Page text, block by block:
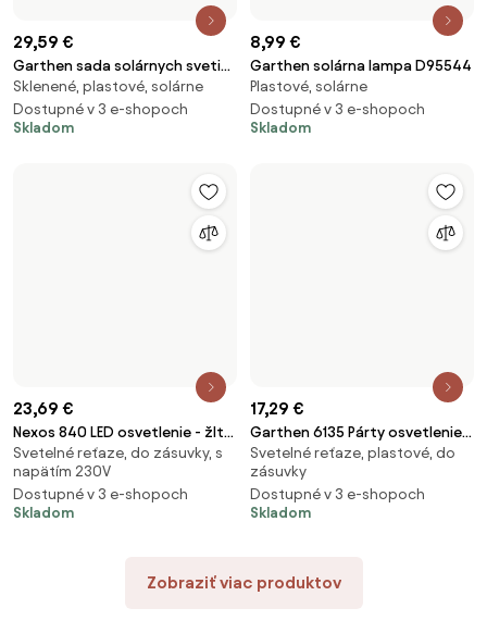
29,59 €
Garthen sada solárnych svetiel
3 ks D104267
Sklenené, plastové, solárne
Dostupné v 3 e-shopoch
Skladom
8,99 €
Garthen solárna lampa D95544
Plastové, solárne
Dostupné v 3 e-shopoch
Skladom
23,69 €
Nexos 840 LED osvetlenie - žlté,
10 m
Svetelné reťaze, do zásuvky, s
napätím 230V
Dostupné v 3 e-shopoch
Skladom
17,29 €
Garthen 6135 Párty osvetlenie
pre vonkajšie použitie - teple
biela
Svetelné reťaze, plastové, do
zásuvky
Dostupné v 3 e-shopoch
Skladom
Zobraziť viac produktov